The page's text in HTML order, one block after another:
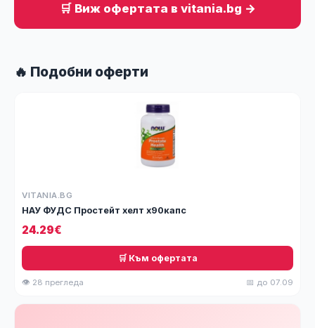
🛒 Виж офертата в vitania.bg →
🔥 Подобни оферти
VITANIA.BG
НАУ ФУДС Простейт хелт х90капс
24.29€
🛒 Към офертата
👁 28 прегледа 📅 до 07.09